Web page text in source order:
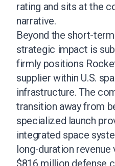
rating and sits at the
narrative.
Beyond the short-
strategic impact is
firmly positions
supplier within U.S.
infrastructure. The
transition away from
specialized launch
integrated space
long-duration revenue
$816 million defense